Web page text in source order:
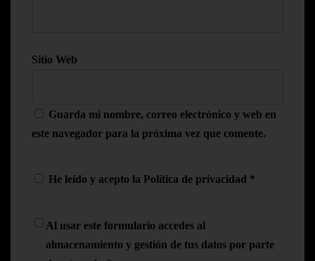
Sitio Web
Guarda mi nombre, correo electrónico y web en
este navegador para la próxima vez que comente.
He leído y acepto la Política de privacidad *
Al usar este formulario accedes al
almacenamiento y gestión de tus datos por parte